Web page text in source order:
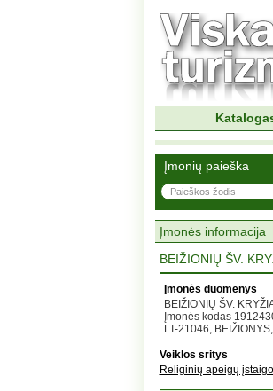
Įmonių paieška
Įmonės informacija
BEIŽIONIŲ ŠV.
Įmonės duomenys
BEIŽIONIŲ ŠV.
Įmonės kodas
LT-21046,
Veiklos sritys
Religinių apeigų